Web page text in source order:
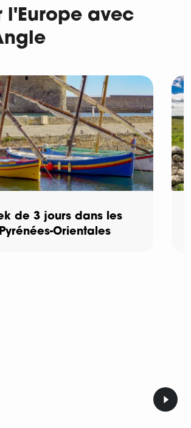
l'Europe avec
de 3 jours dans les
Pyrénées-Orientales